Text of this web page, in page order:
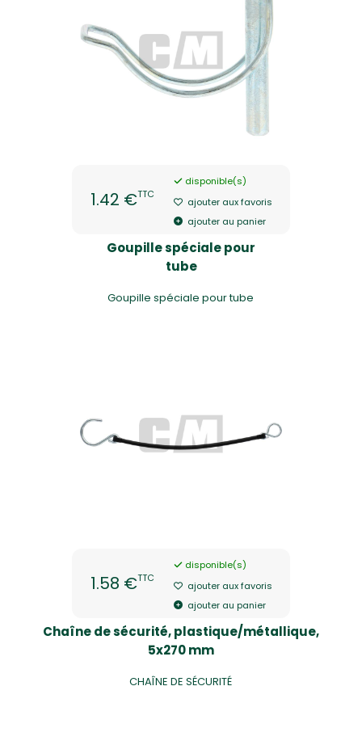
1.42 €TTC
disponible(s)
ajouter aux favoris
ajouter au panier
Goupille spéciale pour
tube
Goupille spéciale pour tube
1.58 €TTC
disponible(s)
ajouter aux favoris
ajouter au panier
Chaîne de sécurité, plastique/métallique,
5x270 mm
CHAÎNE DE SÉCURITÉ